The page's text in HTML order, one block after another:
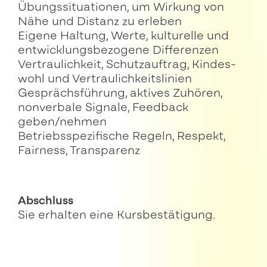
Übungssituationen, um Wirkung von
Nähe und Distanz zu erleben
Eigene Haltung, Werte, kulturelle und
entwicklungsbezogene Differenzen
Vertraulichkeit, Schutzauftrag, Kindes-
wohl und Vertraulichkeitslinien
Gesprächsführung, aktives Zuhören,
nonverbale Signale, Feedback
geben/nehmen
Betriebsspezifische Regeln, Respekt,
Fairness, Transparenz
Abschluss
Sie erhalten eine Kursbestätigung.